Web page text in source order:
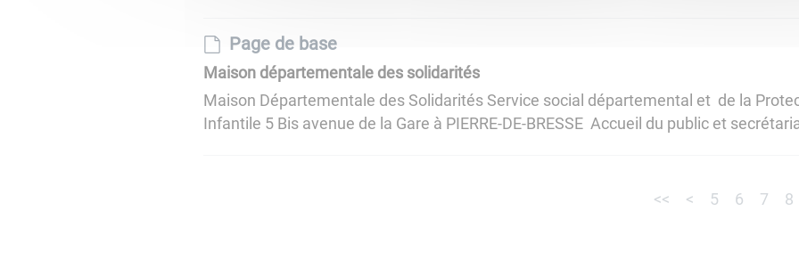
Page de base
Maison départementale des solidarités
Maison Départementale des Solidarités Service social départemental et de la
Infantile 5 Bis avenue de la Gare à PIERRE-DE-BRESSE Accueil du public et
<< < 5 6 7 8